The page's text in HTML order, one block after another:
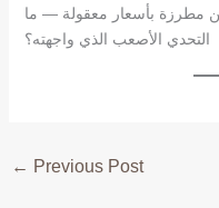
مطرزة بأسعار معقولة — ما
التحدي الأصعب الذي واجهته؟
← Previous Post